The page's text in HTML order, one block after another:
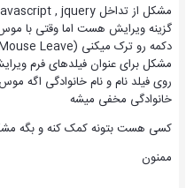
گزینه ویرایش هست اما وقتی با
مشکل برای عنوان فیلدهای فرم
خانوادگی مخفی میشه
کسی هست بتونه کمک کنه و بگه
ممنون